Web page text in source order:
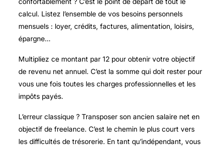
calcul. Listez l’ensemble de vos besoins personnels
mensuels : loyer, crédits, factures, alimentation, loisirs,
épargne…
Multipliez ce montant par 12 pour obtenir votre objectif
de revenu net annuel. C’est la somme qui doit rester pour
vous une fois toutes les charges professionnelles et les
impôts payés.
L’erreur classique ? Transposer son ancien salaire net en
objectif de freelance. C’est le chemin le plus court vers
les difficultés de trésorerie. En tant qu’indépendant, vous